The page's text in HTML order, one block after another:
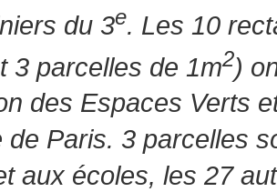
du 3e. Les 10
3 parcelles de 1m2)
des Espaces Verts
de Paris. 3 parcelles
aux écoles, les 27